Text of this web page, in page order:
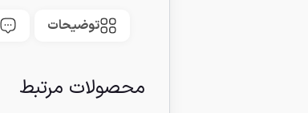
توضیحات
محصولات مرتبط